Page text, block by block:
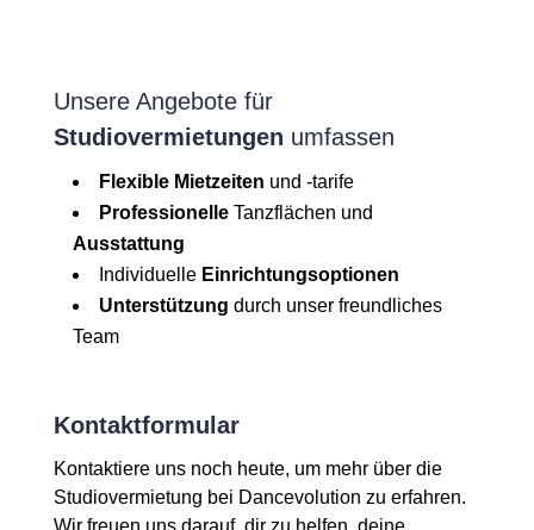
Unsere Angebote für
Studiovermietungen umfassen
Flexible Mietzeiten und -tarife
ProfessionelleTanzflächen und
Ausstattung
Individuelle Einrichtungsoptionen
Unterstützung durch unser freundliches
Team
Kontaktformular
Kontaktiere uns noch heute, um mehr über die
Studiovermietung bei Dancevolution zu erfahren.
Wir freuen uns darauf, dir zu helfen, deine